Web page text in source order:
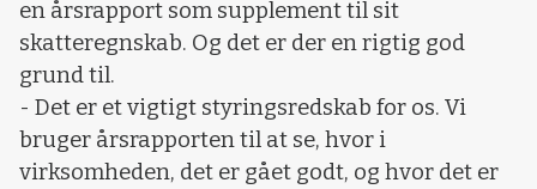
en årsrapport som supplement til sit
skatteregnskab. Og det er der en rigtig god
grund til.
- Det er et vigtigt styringsredskab for os. Vi
bruger årsrapporten til at se, hvor i
virksomheden, det er gået godt, og hvor det er